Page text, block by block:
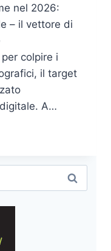
nel 2026:
– il vettore di
colpire i
il target
A…